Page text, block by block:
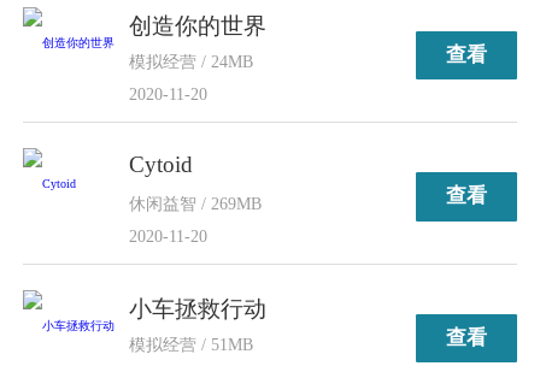
创造你的世界
模拟经营 / 24MB
2020-11-20
查看
Cytoid
休闲益智 / 269MB
2020-11-20
查看
小车拯救行动
模拟经营 / 51MB
查看